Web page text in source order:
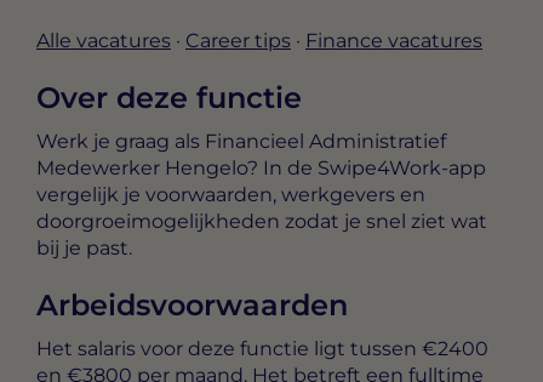
Alle vacatures · Career tips · Finance vacatures
Over deze functie
Werk je graag als Financieel Administratief
Medewerker Hengelo? In de Swipe4Work-app
vergelijk je voorwaarden, werkgevers en
doorgroeimogelijkheden zodat je snel ziet wat
bij je past.
Arbeidsvoorwaarden
Het salaris voor deze functie ligt tussen €2400
en €3800 per maand . Het betreft een fulltime